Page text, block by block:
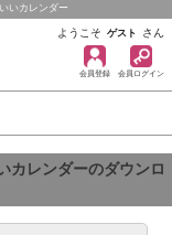
いカレンダー
ようこそ ゲスト さん
会員登録 会員ログイン
カレンダーのダウンロ